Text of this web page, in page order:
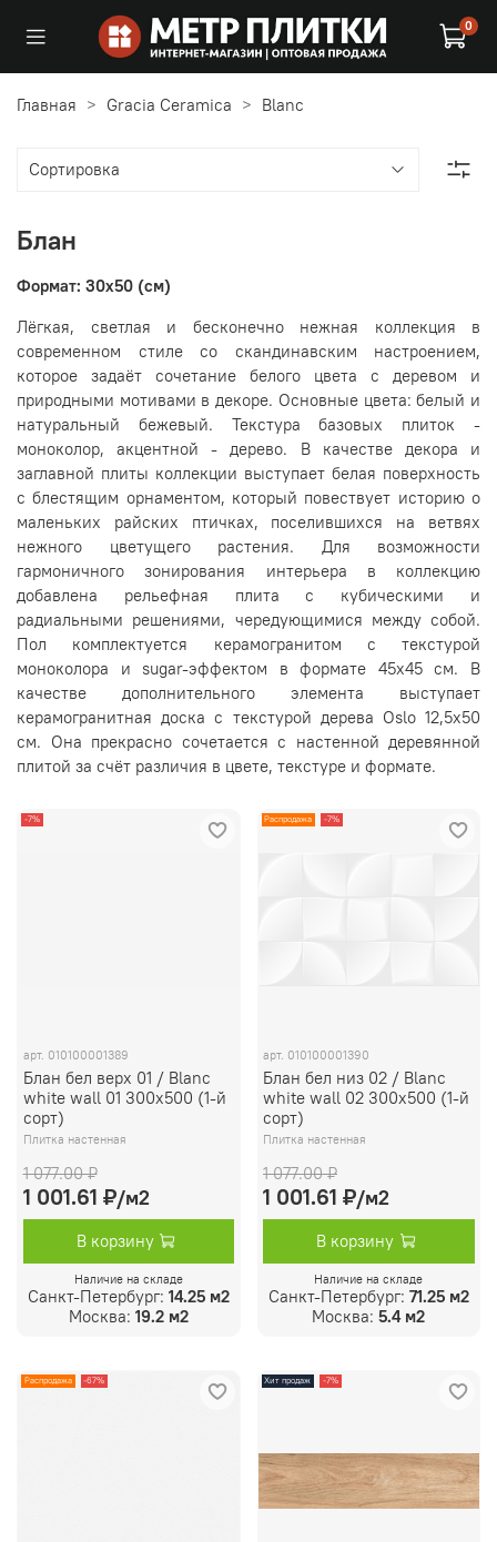
0
Главная Gracia Ceramica Blanc
Блан
Формат: 30x50 (см)
Лёгкая, светлая и бесконечно нежная коллекция в
современном стиле со скандинавским настроением,
которое задаёт сочетание белого цвета с деревом и
природными мотивами в декоре. Основные цвета: белый и
натуральный бежевый. Текстура базовых плиток -
моноколор, акцентной - дерево. В качестве декора и
заглавной плиты коллекции выступает белая поверхность
с блестящим орнаментом, который повествует историю о
маленьких райских птичках, поселившихся на ветвях
нежного цветущего растения. Для возможности
гармоничного зонирования интерьера в коллекцию
добавлена рельефная плита с кубическими и
радиальными решениями, чередующимися между собой.
Пол комплектуется керамогранитом с текстурой
моноколора и sugar-эффектом в формате 45х45 см. В
качестве дополнительного элемента выступает
керамогранитная доска с текстурой дерева Oslo 12,5х50
см. Она прекрасно сочетается с настенной деревянной
плитой за счёт различия в цвете, текстуре и формате.
-7%
арт. 010100001389
Блан бел верх 01 / Blanc
white wall 01 300х500 (1-й
сорт)
Плитка настенная
1 077.00 ₽
1 001.61 ₽/м2
В корзину
Наличие на складе
Санкт-Петербург: 14.25 м2
Москва: 19.2 м2
Распродажа -7%
арт. 010100001390
Блан бел низ 02 / Blanc
white wall 02 300х500 (1-й
сорт)
Плитка настенная
1 077.00 ₽
1 001.61 ₽/м2
В корзину
Наличие на складе
Санкт-Петербург: 71.25 м2
Москва:5.4 м2
Распродажа -67% Хит продаж -7%